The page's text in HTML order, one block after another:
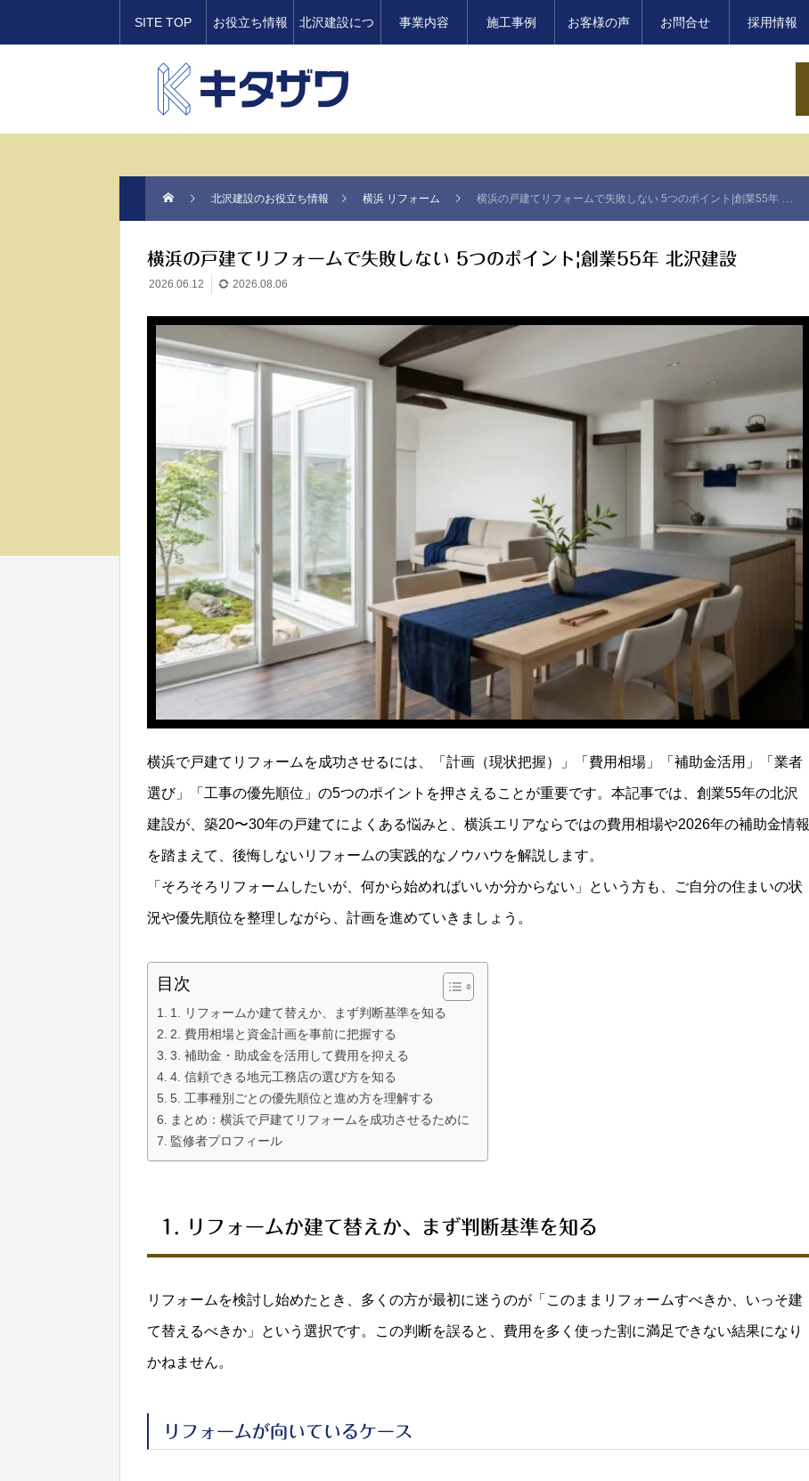
SITE TOP お役立ち情報 北沢建設につ 事業内容 施工事例 お客様の声 お問合せ 採用情報
北沢建設のお役立ち情報 横浜 リフォーム 横浜の戸建てリフォームで失敗しない 5つのポイント|創業55年 北沢建設
横浜の戸建てリフォームで失敗しない 5つのポイント|創業55年 北沢建設
2026.06.12 2026.08.06
横浜で戸建てリフォームを成功させるには、「計画（現状把握）」「費用相場」「補助金活用」「業者
選び」「工事の優先順位」の5つのポイントを押さえることが重要です。本記事では、創業55年の北沢
建設が、築20〜30年の戸建てによくある悩みと、横浜エリアならではの費用相場や2026年の補助金情報
を踏まえて、後悔しないリフォームの実践的なノウハウを解説します。
「そろそろリフォームしたいが、何から始めればいいか分からない」という方も、ご自分の住まいの状
況や優先順位を整理しながら、計画を進めていきましょう。
目次
1. リフォームか建て替えか、まず判断基準を知る
2. 費用相場と資金計画を事前に把握する
3. 補助金・助成金を活用して費用を抑える
4. 信頼できる地元工務店の選び方を知る
5. 工事種別ごとの優先順位と進め方を理解する
まとめ：横浜で戸建てリフォームを成功させるために
監修者プロフィール
1. リフォームか建て替えか、まず判断基準を知る
リフォームを検討し始めたとき、多くの方が最初に迷うのが「このままリフォームすべきか、いっそ建
て替えるべきか」という選択です。この判断を誤ると、費用を多く使った割に満足できない結果になり
かねません。
リフォームが向いているケース